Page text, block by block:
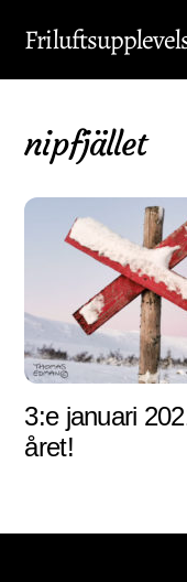
nipfjället
3:e januari
året!